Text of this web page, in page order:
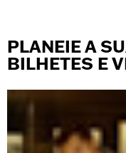
PLANEIE A
BILHETES E